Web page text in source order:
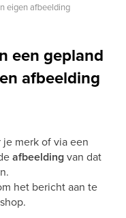
eigen afbeelding
een gepland
afbeelding
merk of via een
afbeeldingvan dat
het bericht aan te